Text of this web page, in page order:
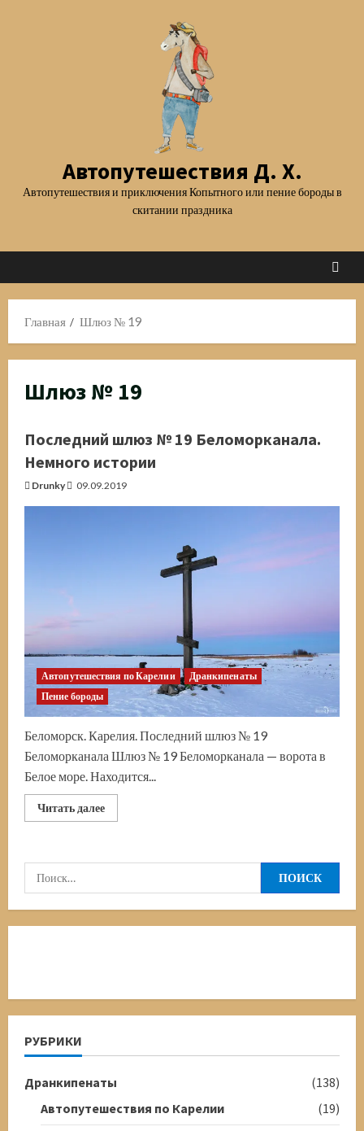
Автопутешествия Д. Х.
Автопутешествия и приключения Копытного или пение бороды в
скитании праздника
Главная Шлюз № 19
Шлюз № 19
Последний шлюз № 19 Беломорканала.
Немного истории
Drunky 09.09.2019
Автопутешествия по Карелии
Дранкипенаты
Пение бороды
Беломорск. Карелия. Последний шлюз № 19
Беломорканала Шлюз № 19 Беломорканала — ворота в
Белое море. Находится...
Читать далееПрочитать
больше
№
Немного
истории
Найти:
РУБРИКИ
Дранкипенаты
(138)
Автопутешествия по Карелии
(19)